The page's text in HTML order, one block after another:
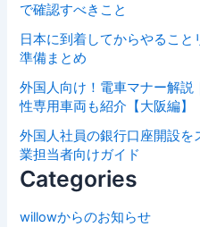
で確認すべきこと
日本に到着してからやるこ
準備まとめ
外国人向け！電車マナー解説
性専用車両も紹介【大阪編】
外国人社員の銀行口座開設を
業担当者向けガイド
Categories
willowからのお知らせ